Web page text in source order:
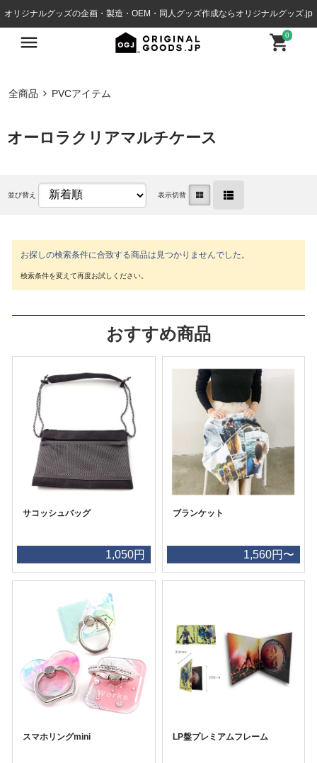
オリジナルグッズの企画・製造・OEM・同人グッズ作成ならオリジナルグッズ.jp
0
全商品 PVCアイテム
オーロラクリアマルチケース
並び替え 表示切替
お探しの検索条件に合致する商品は見つかりませんでした。
おすすめ商品
サコッシュバッグ
1,050円
ブランケット
1,560円〜
スマホリングmini LP盤プレミアムフレーム